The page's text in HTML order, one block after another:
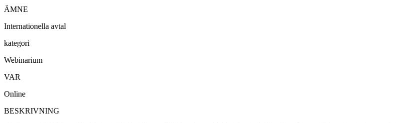
ÄMNE
Internationella avtal
kategori
Webinarium
VAR
Online
BESKRIVNING